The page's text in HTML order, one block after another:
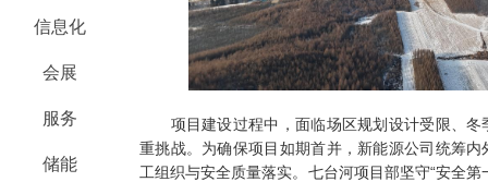
信息化
会展
服务
储能
项目建设过程中，面临场区规划设计受限、冬
重挑战。为确保项目如期首并，新能源公司统筹
工组织与安全质量落实。七台河项目部坚守“安全